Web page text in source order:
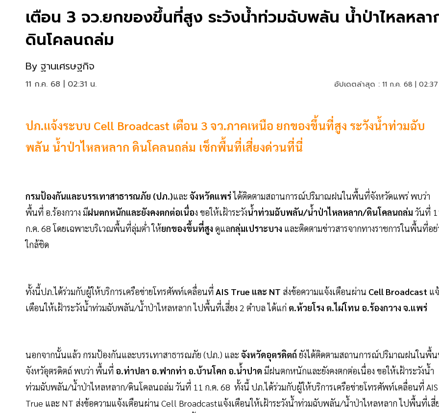
เตือน 3 จว.ยกของขึ้นที่สูง ระวังน้ำท่วมฉับพลัน น้ำป่าไหลหลา
ดินโคลนถล่ม
By ฐานเศรษฐกิจ
11 ก.ค. 68 | 02:31 น. อัปเดตล่าสุด : 11 ก.ค. 68 |
ปภ.แจ้งระบบ Cell Broadcast เตือน 3 จว.ภาคเหนือ ยกของขึ้นที่สูง ระวังน้ำท่วมฉับ
พลัน น้ำป่าไหลหลาก ดินโคลนถล่ม เช็กพื้นที่เสี่ยงด่วนที่นี่
กรมป้องกันและบรรเทาสาธารณภัย (ปภ.)และ จังหวัดแพร่ได้ติดตามสถานการณ์ปริมาณฝนในพื้นที่จังหวัดแพร่ พบว่า
พื้นที่ อ.ร้องกวาง มีฝนตกหนักและยังคงตกต่อเนื่อง ขอให้เฝ้าระวังน้ำท่วมฉับพลัน/น้ำป่าไหลหลาก/ดินโคลนถล่ม วันที่
ก.ค. 68 โดยเฉพาะบริเวณพื้นที่ลุ่มต่ำ ให้ยกของขึ้นที่สูง ดูแลกลุ่มเปราะบาง และติดตามข่าวสารจากทางราชการในพื้นที่อย่
ใกล้ชิด
ทั้งนี้ปภ.ได้ร่วมกับผู้ให้บริการเครือข่ายโทรศัพท์เคลื่อนที่ AIS True และ NT ส่งข้อความแจ้งเตือนผ่าน Cell Broadcast แ
เตือนให้เฝ้าระวังน้ำท่วมฉับพลัน/น้ำป่าไหลหลาก ไปพื้นที่เสี่ยง 2 ตำบล ได้แก่ ต.ห้วยโรง ต.ไผ่โทน อ.ร้องกวาง จ.แพร่
นอกจากนั้นแล้ว กรมป้องกันและบรรเทาสาธารณภัย (ปภ.) และ จังหวัดอุตรดิตถ์ ยังได้ติดตามสถานการณ์ปริมาณฝนในพื้
จังหวัอุตรดิตถ์ พบว่า พื้นที่ อ.ท่าปลา อ.ฟากท่า อ.บ้านโคก อ.น้ำปาด มีฝนตกหนักและยังคงตกต่อเนื่อง ขอให้เฝ้าระวังน้ำ
ท่วมฉับพลัน/น้ำป่าไหลหลาก/ดินโคลนถล่ม วันที่ 11 ก.ค. 68 ทั้งนี้ ปภ.ได้ร่วมกับผู้ให้บริการเครือข่ายโทรศัพท์เคลื่อนที่ AIS
True และ NT ส่งข้อความแจ้งเตือนผ่าน Cell Broadcastแจ้งเตือนให้เฝ้าระวังน้ำท่วมฉับพลัน/น้ำป่าไหลหลาก ไปพื้นที่เสี่